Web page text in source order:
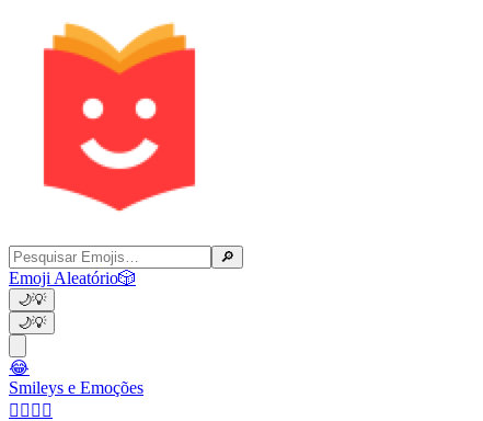
🔎
Emoji Aleatório🎲
🌙💡
🌙💡
😂
Smileys e Emoções
👩‍❤️‍💋‍👨